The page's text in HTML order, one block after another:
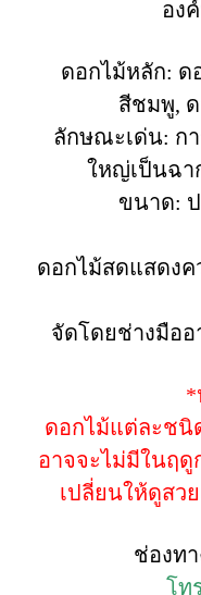
อง
ดอกไม้หลัก: ด
สีชมพู,
ลักษณะเด่น: ก
ใหญ่เป็นฉา
ขนาด:
ดอกไม้สดแสดง
จัดโดยช่างมืออ
*
ดอกไม้แต่ละชนิ
อาจจะไม่มีในฤ
เปลี่ยนให้ดูสว
ช่องท
โท